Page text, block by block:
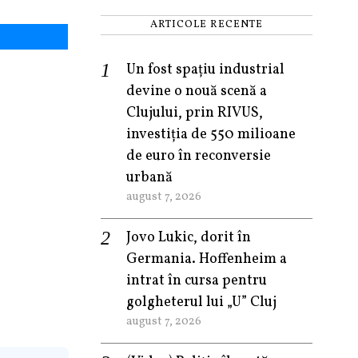
ARTICOLE RECENTE
Un fost spațiu industrial
devine o nouă scenă a
Clujului, prin RIVUS,
investiția de 550 milioane
de euro în reconversie
urbană
august 7, 2026
Jovo Lukic, dorit în
Germania. Hoffenheim a
intrat în cursa pentru
golgheterul lui „U” Cluj
august 7, 2026